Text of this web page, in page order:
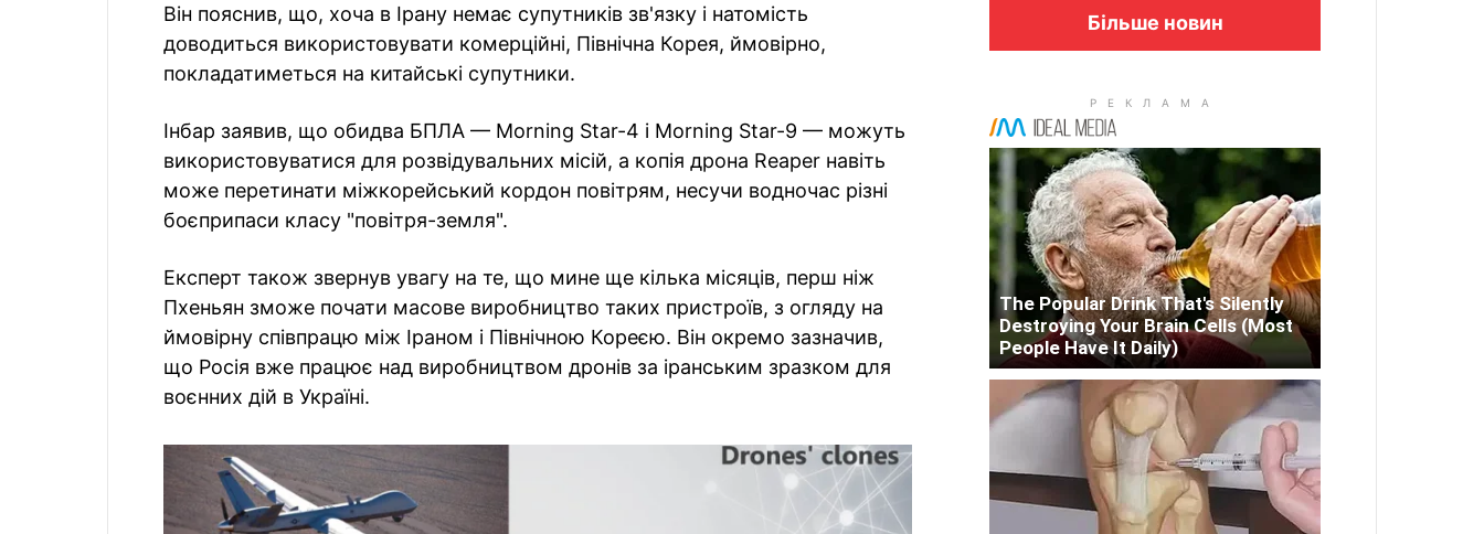
Він пояснив, що, хоча в Ірану немає супутників зв'язку і натомість
доводиться використовувати комерційні, Північна Корея, ймовірно,
покладатиметься на китайські супутники.
Інбар заявив, що обидва БПЛА — Morning Star-4 і Morning Star-9 — можуть
використовуватися для розвідувальних місій, а копія дрона Reaper навіть
може перетинати міжкорейський кордон повітрям, несучи водночас різні
боєприпаси класу "повітря-земля".
Експерт також звернув увагу на те, що мине ще кілька місяців, перш ніж
Пхеньян зможе почати масове виробництво таких пристроїв, з огляду на
ймовірну співпрацю між Іраном і Північною Кореєю. Він окремо зазначив,
що Росія вже працює над виробництвом дронів за іранським зразком для
воєнних дій в Україні.
Більше новин
The Popular Drink That's Silently
Destroying Your Brain Cells (Most
People Have It Daily)